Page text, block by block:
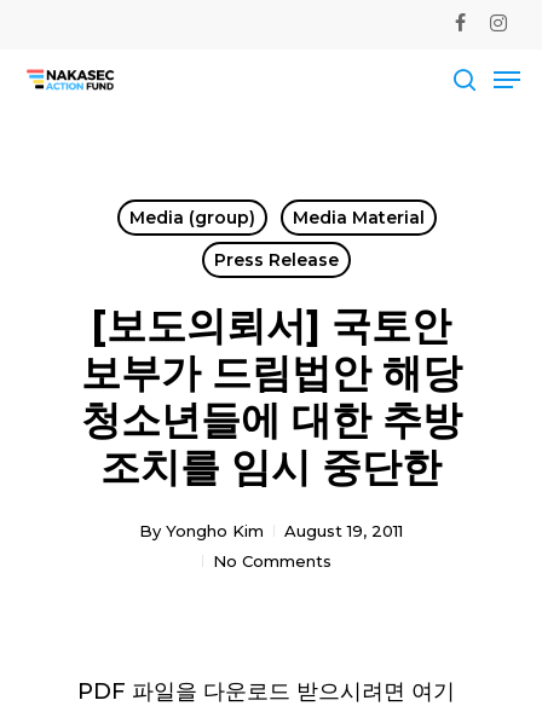
main
facebook
Media (group)
Media Material
Press Release
[보도의뢰서] 국토안
보부가 드림법안 해당
청소년들에 대한 추방
조치를 임시 중단한
By Yongho Kim
August 19, 2011
No Comments
PDF 파일을 다운로드 받으시려면 여기
Close